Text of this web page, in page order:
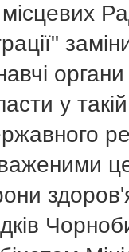
місцевих
у